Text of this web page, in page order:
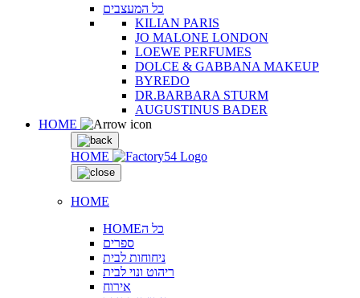
כל המעצבים
KILIAN PARIS
JO MALONE LONDON
LOEWE PERFUMES
DOLCE & GABBANA MAKEUP
BYREDO
DR.BARBARA STURM
AUGUSTINUS BADER
HOME
HOME
HOME
HOMEכל ה
ספרים
ניחוחות לבית
ריהוט ונוי לבית
אירוח